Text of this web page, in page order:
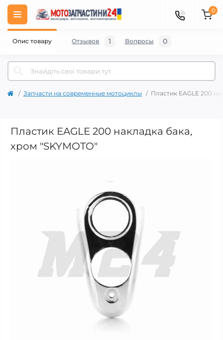
0
Запчасти на современные мотоциклы Пластик EAGLE 200
Пластик EAGLE 200 накладка бака,
хром "SKYMOTO"
Опис товару Отзывов 1 Вопросы 0